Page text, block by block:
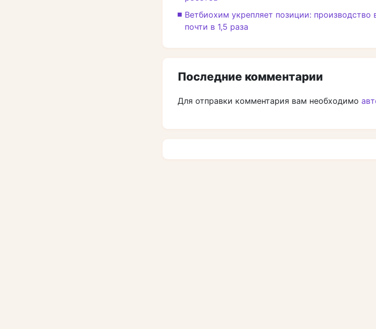
Ветбиохим укрепляет позиции:
почти в 1,5 раза
Последние комментарии
Для отправки комментария вам необходимо